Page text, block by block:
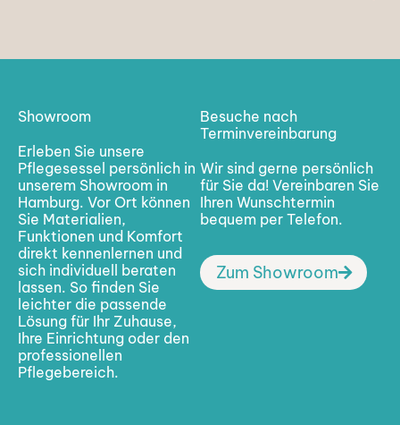
Showroom
Erleben Sie unsere
Pflegesessel persönlich in
unserem Showroom in
Hamburg. Vor Ort können
Sie Materialien,
Funktionen und Komfort
direkt kennenlernen und
sich individuell beraten
lassen. So finden Sie
leichter die passende
Lösung für Ihr Zuhause,
Ihre Einrichtung oder den
professionellen
Pflegebereich.
Besuche nach
Terminvereinbarung
Wir sind gerne persönlich
für Sie da! Vereinbaren Sie
Ihren Wunschtermin
bequem per Telefon.
Zum Showroom